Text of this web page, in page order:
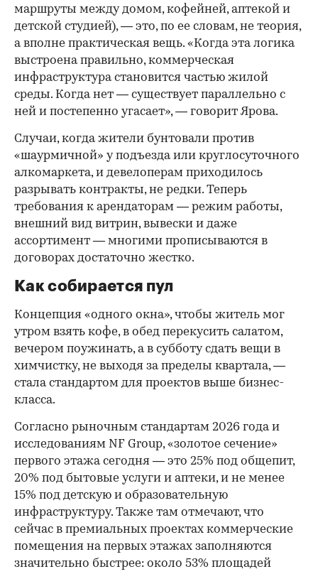
маршруты между домом, кофейней, аптекой и
детской студией), — это, по ее словам, не теория,
а вполне практическая вещь. «Когда эта логика
выстроена правильно, коммерческая
инфраструктура становится частью жилой
среды. Когда нет — существует параллельно с
ней и постепенно угасает», — говорит Ярова.
Случаи, когда жители бунтовали против
«шаурмичной» у подъезда или круглосуточного
алкомаркета, и девелоперам приходилось
разрывать контракты, не редки. Теперь
требования к арендаторам — режим работы,
внешний вид витрин, вывески и даже
ассортимент — многими прописываются в
договорах достаточно жестко.
Как собирается пул
Концепция «одного окна», чтобы житель мог
утром взять кофе, в обед перекусить салатом,
вечером поужинать, а в субботу сдать вещи в
химчистку, не выходя за пределы квартала, —
стала стандартом для проектов выше бизнес-
класса.
Согласно рыночным стандартам 2026 года и
исследованиям NF Group, «золотое сечение»
первого этажа сегодня — это 25% под общепит,
20% под бытовые услуги и аптеки, и не менее
15% под детскую и образовательную
инфраструктуру. Также там отмечают, что
сейчас в премиальных проектах коммерческие
помещения на первых этажах заполняются
значительно быстрее: около 53% площадей